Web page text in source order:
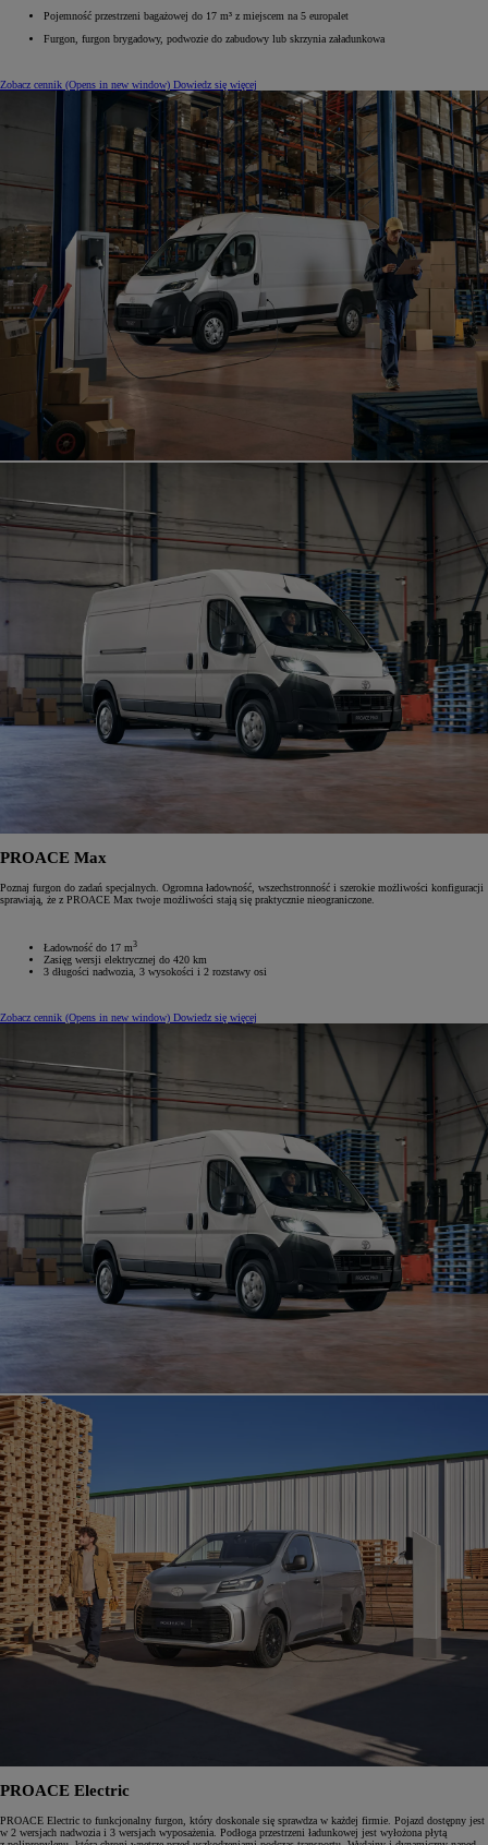
Pojemność przestrzeni bagażowej do 17 m³ z miejscem na 5 europalet
Furgon, furgon brygadowy, podwozie do zabudowy lub skrzynia załadunkowa
Zobacz cennik (Opens in new window) Dowiedz się więcej
PROACE Max
Poznaj furgon do zadań specjalnych. Ogromna ładowność, wszechstronność i szerokie możliwości konfiguracji
sprawiają, że z PROACE Max twoje możliwości stają się praktycznie nieograniczone.
Ładowność do 17 m3
Zasięg wersji elektrycznej do 420 km
3 długości nadwozia, 3 wysokości i 2 rozstawy osi
Zobacz cennik (Opens in new window) Dowiedz się więcej
PROACE Electric
PROACE Electric to funkcjonalny furgon, który doskonale się sprawdza w każdej firmie. Pojazd dostępny jest
w 2 wersjach nadwozia i 3 wersjach wyposażenia. Podłoga przestrzeni ładunkowej jest wyłożona płytą